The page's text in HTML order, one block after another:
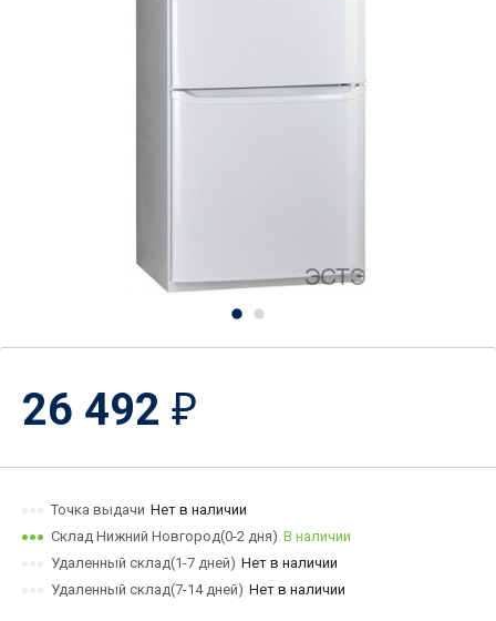
26 492 ₽
Точка выдачи Нет в наличии
Склад Нижний Новгород(0-2 дня) В наличии
Удаленный склад(1-7 дней) Нет в наличии
Удаленный склад(7-14 дней) Нет в наличии